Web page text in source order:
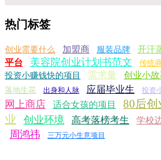
热门标签
创业需要什么 加盟商 服装品牌 开汗
平台
美容院创业计划书范文 传统
投资小赚钱快的项目 需求量 创业小
落地生花 出身和人脉 应届毕业生 投资
网上商店 适合女孩的项目 80后
业
创业环境 高考落榜考生 学校
周鸿祎 三万元小生意项目